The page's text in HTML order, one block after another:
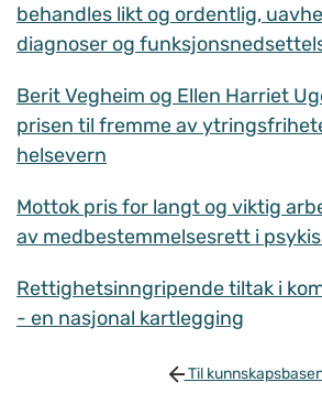
behandles likt og ordentlig,
diagnoser og
Berit Vegheim og Ellen Harriet
prisen til fremme av
helsevern
Mottok pris for langt og viktig
av medbestemmelsesrett i
Rettighetsinngripende tiltak i
- en nasjonal kartlegging
Til